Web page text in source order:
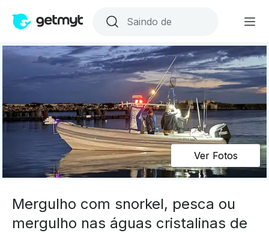
Ver Fotos
Mergulho com snorkel, pesca ou
mergulho nas águas cristalinas de